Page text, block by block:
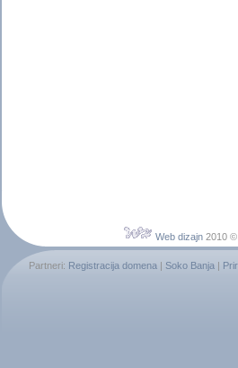
Web dizajn2010 ©
Partneri: Registracija domena | Soko Banja |